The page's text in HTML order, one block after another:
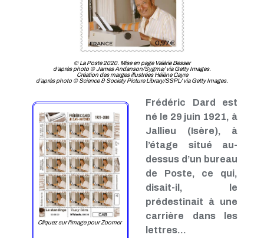
© La Poste 2020. Mise en page Valérie Besser
d’après photo © James Andanson/Sygma/ via Getty Images.
Création des marges illustrées Hélène Cayre
d’après photo © Science & Society Picture Library/SSPL/ via Getty Images.
Cliquez sur l'image pour Zoomer
Frédéric Dard est
né le 29 juin 1921, à
Jallieu (Isère), à
l’étage situé au-
dessus d’un bureau
de Poste, ce qui,
disait-il, le
prédestinait à une
carrière dans les
lettres…